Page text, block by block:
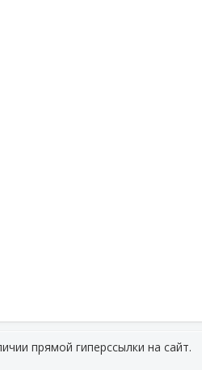
прямой гиперссылки на сайт.